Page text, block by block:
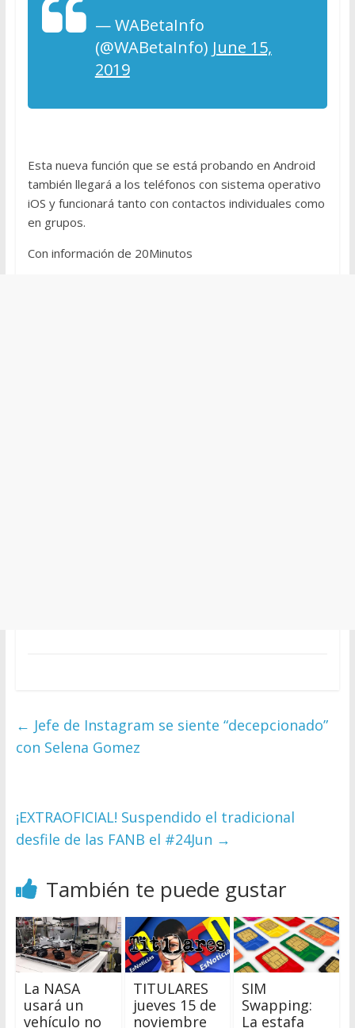
— WABetaInfo
(@WABetaInfo) June 15,
2019
Esta nueva función que se está probando en Android
también llegará a los teléfonos con sistema operativo
iOS y funcionará tanto con contactos individuales como
en grupos.
Con información de 20Minutos
← Jefe de Instagram se siente “decepcionado”
con Selena Gomez
¡EXTRAOFICIAL! Suspendido el tradicional
desfile de las FANB el #24Jun →
También te puede gustar
La NASA
usará un
vehículo no
TITULARES
jueves 15 de
noviembre
SIM
Swapping:
La estafa